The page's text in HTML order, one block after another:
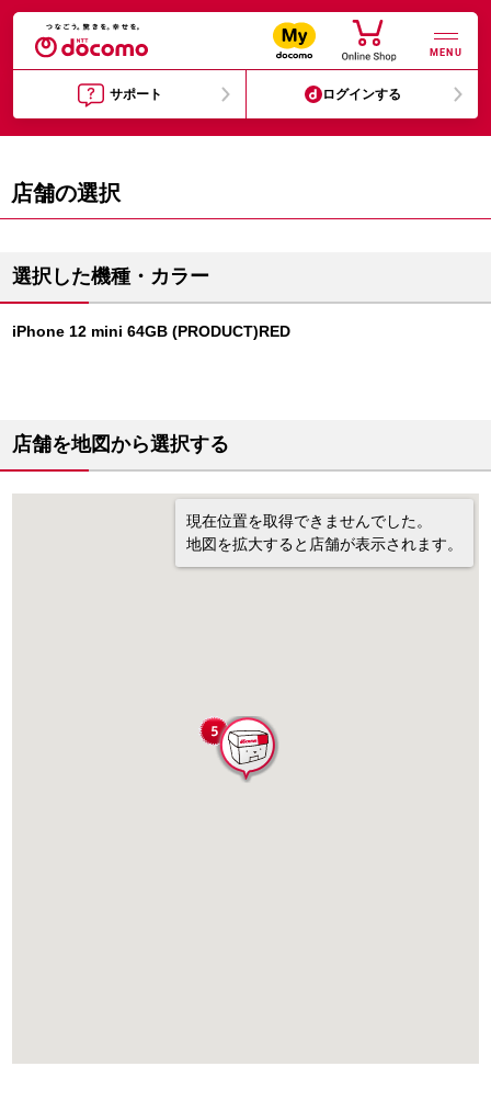
MENU
サポート ログインする
店舗の選択
選択した機種・カラー
iPhone 12 mini 64GB (PRODUCT)RED
店舗を地図から選択する
現在位置を取得できませんでした。
地図を拡大すると店舗が表示されます。